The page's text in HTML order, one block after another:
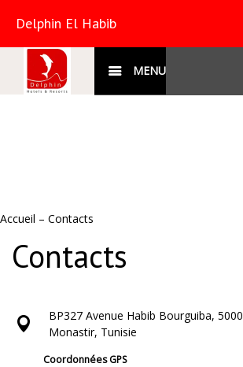
Delphin El Habib
MENU
Accueil – Contacts
Contacts
BP327 Avenue Habib Bourguiba, 5000
Monastir, Tunisie
Coordonnées GPS